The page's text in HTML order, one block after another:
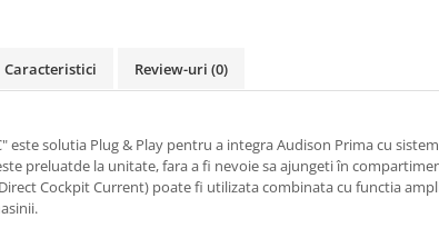
Caracteristici Review-uri (0)
este solutia Plug & Play pentru a integra Audison Prima cu
preluatde la unitate, fara a fi nevoie sa ajungeti în
Cockpit Current) poate fi utilizata combinata cu functia